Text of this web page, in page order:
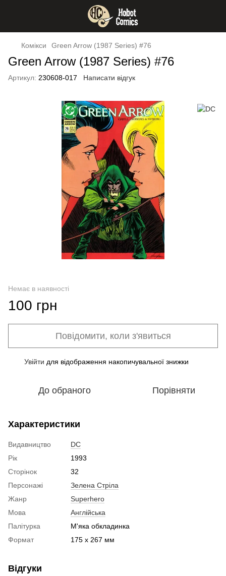
Комікси Green Arrow (1987 Series) #76
Green Arrow (1987 Series) #76
Артикул: 230608-017 Написати відгук
Немає в наявності
100 грн
Повідомити, коли з'явиться
Увійти для відображення накопичувальної знижки
До обраного Порівняти
Характеристики
Видавництво
DC
Рік
1993
Сторінок
32
Персонажі
Зелена Стріла
Жанр
Superhero
Мова
Англійська
Палітурка
М'яка обкладинка
Формат
175 x 267 мм
Відгуки